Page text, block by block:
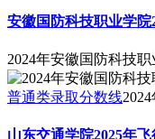
安徽国防科技职业学
2024年安徽国防科技
普通类录取分数线
山东交通学院2025年